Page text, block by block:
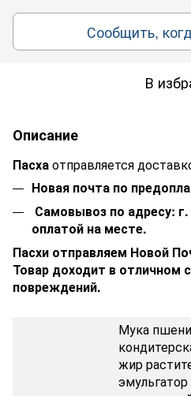
Сообщить,
В
Описание
Пасхаотправляется
Новая почта по
Самовывоз по адресу:
оплатой на месте.
Пасхи отправляем Новой
Товар доходит в отличном
повреждений.
Мука
жир